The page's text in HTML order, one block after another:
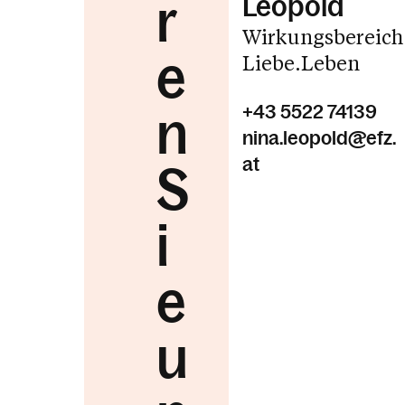
Wirkungsbereich
Liebe.Leben
+43 5522 74139
nina.leopold@efz.
at
r
e
n
S
i
e
u